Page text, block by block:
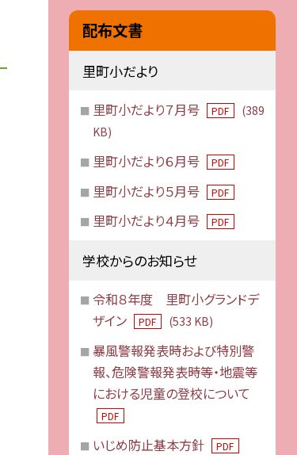
配布文書
里町小だより
里町小だより７月号 PDF
(389
KB)
里町小だより６月号 PDF
里町小だより５月号 PDF
里町小だより４月号 PDF
学校からのお知らせ
令和８年度 里町小グランドデ
ザイン
PDF (533 KB)
暴風警報発表時および特別警
報、危険警報発表時等・地震等
における児童の登校について
PDF
いじめ防止基本方針 PDF